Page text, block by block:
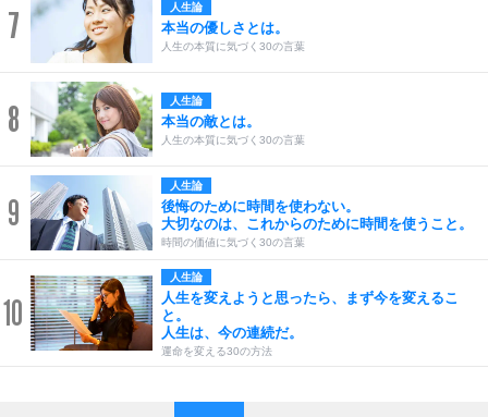
7 人生論
本当の優しさとは。
人生の本質に気づく30の言葉
8 人生論
本当の敵とは。
人生の本質に気づく30の言葉
9
人生論
後悔のために時間を使わない。
大切なのは、これからのために時間を使うこと。
時間の価値に気づく30の言葉
10
人生論
人生を変えようと思ったら、まず今を変えるこ
と。
人生は、今の連続だ。
運命を変える30の方法